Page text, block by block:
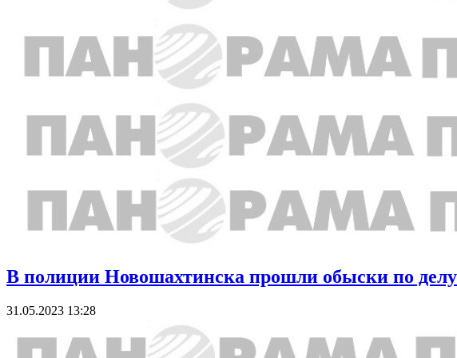
В полиции Новошахтинска прошли обыски по
31.05.2023 13:28